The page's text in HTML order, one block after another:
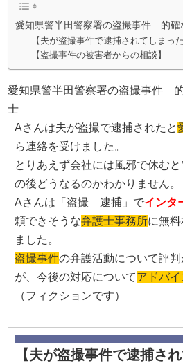
愛知県警半田警察署の盗撮事件 的確
【夫が盗撮事件で逮捕されてしまった
【盗撮事件の被害者からの相談】
愛知県警半田警察署の盗撮事件
士
Aさんは夫が盗撮で逮捕されたと
ら連絡を受けました。
とりあえず会社には風邪で休む
の後どうなるのかわかりません。
Aさんは「盗撮 逮捕」でインタ
頼できそうな弁護士事務所に無
ました。
盗撮事件の弁護活動について評
が、今後の対応についてアドバイ
（フィクションです）
【夫が盗撮事件で逮捕さ